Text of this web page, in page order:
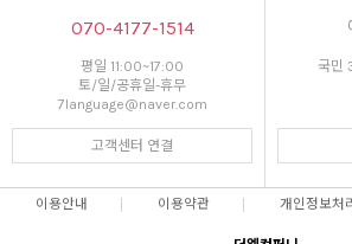
070-4177-1514
평일 11:00~17:00
토/일/공휴일-휴무
7language@naver.com
고객센터 연결
국민
이용안내 이용약관 개인정보처